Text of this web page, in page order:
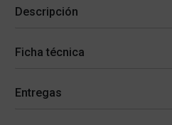
Descripción
Ficha técnica
Entregas